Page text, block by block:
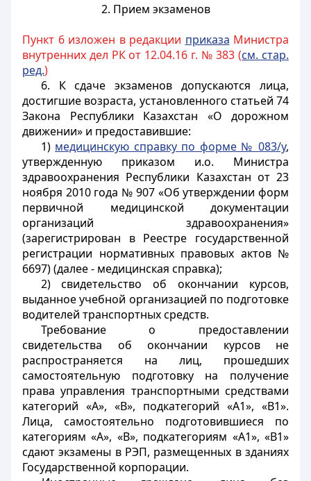
2. Прием экзаменов
Пункт 6 изложен в редакции приказа Министра
внутренних дел РК от 12.04.16 г. № 383 (см. стар.
ред.)
6. К сдаче экзаменов допускаются лица,
достигшие возраста, установленного статьей 74
Закона Республики Казахстан «О дорожном
движении» и предоставившие:
1) медицинскую справку по форме № 083/у,
утвержденную приказом и.о. Министра
здравоохранения Республики Казахстан от 23
ноября 2010 года № 907 «Об утверждении форм
первичной медицинской документации
организаций здравоохранения»
(зарегистрирован в Реестре государственной
регистрации нормативных правовых актов №
6697) (далее - медицинская справка);
2) свидетельство об окончании курсов,
выданное учебной организацией по подготовке
водителей транспортных средств.
Требование о предоставлении
свидетельства об окончании курсов не
распространяется на лиц, прошедших
самостоятельную подготовку на получение
права управления транспортными средствами
категорий «А», «В», подкатегорий «A1», «B1».
Лица, самостоятельно подготовившиеся по
категориям «А», «В», подкатегориям «A1», «B1»
сдают экзамены в РЭП, размещенных в зданиях
Государственной корпорации.